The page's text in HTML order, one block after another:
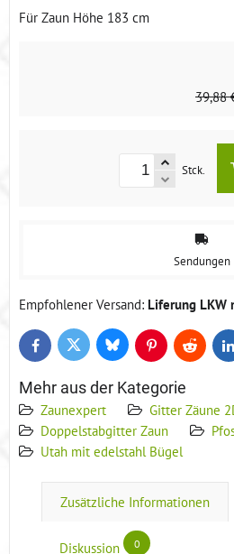
Für Zaun Höhe 183 cm
39,88
Stck.
Sendungen
Liferung LKW
FacebookTwitter BlueskyPinterestReddit
Mehr aus der Kategorie
Zaunexpert
Gitter Zäune
Doppelstabgitter Zaun
Utah mit edelstahl Bügel
Zusätzliche Informationen
Diskussion 0